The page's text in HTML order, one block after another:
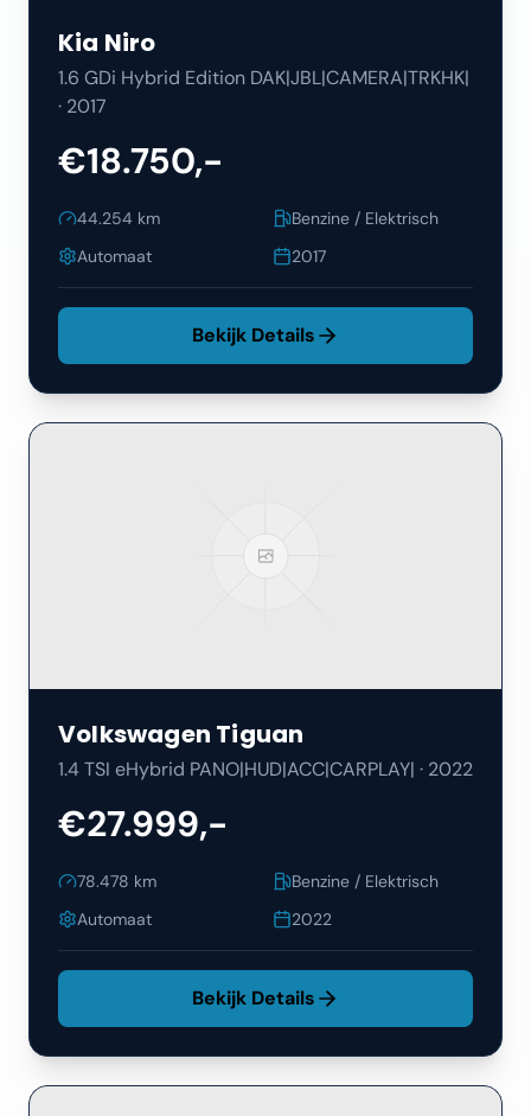
Kia Niro
1.6 GDi Hybrid Edition DAK|JBL|CAMERA|TRKHK|
· 2017
€18.750,-
44.254 km
Benzine / Elektrisch
Automaat
2017
Bekijk Details
Volkswagen Tiguan
1.4 TSI eHybrid PANO|HUD|ACC|CARPLAY| · 2022
€27.999,-
78.478 km
Benzine / Elektrisch
Automaat
2022
Bekijk Details